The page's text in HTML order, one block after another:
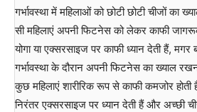
गर्भावस्था में महिलाओं को छोटी छोटी चीजों का
सी महिलाएं अपनी फिटनेस को लेकर काफी
योगा या एक्सरसाइज पर काफी ध्यान देती हैं,
गर्भावस्था के दौरान अपनी फिटनेस का ख्याल
कुछ महिलाएं शारीरिक रूप से काफी कमजोर
निरंतर एक्सरसाइज पर ध्यान देती हैं और अच्छी